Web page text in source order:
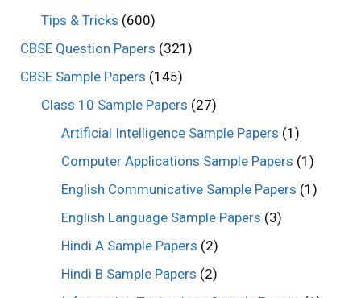
Tips & Tricks (600)
CBSE Question Papers (321)
CBSE Sample Papers (145)
Class 10 Sample Papers (27)
Artificial Intelligence Sample Papers (1)
Computer Applications Sample Papers (1)
English Communicative Sample Papers (1)
English Language Sample Papers (3)
Hindi A Sample Papers (2)
Hindi B Sample Papers (2)